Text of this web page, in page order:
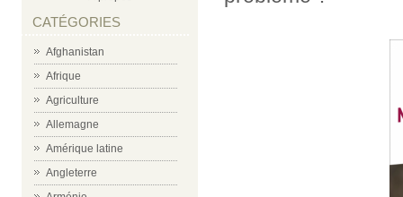
CATÉGORIES
Afghanistan
Afrique
Agriculture
Allemagne
Amérique latine
Angleterre